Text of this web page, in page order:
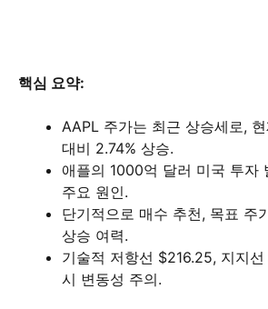
핵심 요약:
AAPL 주가는 최근 상승세로,
대비 2.74% 상승.
애플의 1000억 달러 미국 투자
주요 원인.
단기적으로 매수 추천, 목표 주
상승 여력.
기술적 저항선 $216.25, 지지
시 변동성 주의.